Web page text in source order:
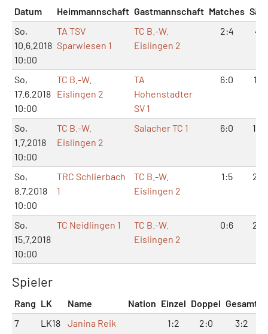
Datum Heimmannschaft Gastmannschaft Matches
So,
10.6.2018
10:00
TA TSV
Sparwiesen 1
TC B.-W.
Eislingen 2
2:4 4:8
So,
17.6.2018
10:00
TC B.-W.
Eislingen 2
TA
Hohenstadter
SV 1
6:0
So,
1.7.2018
10:00
TC B.-W.
Eislingen 2
Salacher TC 1 6:0
So,
8.7.2018
10:00
TRC Schlierbach
1
TC B.-W.
Eislingen 2
1:5
So,
15.7.2018
10:00
TC Neidlingen 1
TC B.-W.
Eislingen 2
0:6
Spieler
Rang LK Name Nation Einzel Doppel Gesamt
7
LK18 Janina Reik 1:2 2:0
3:2